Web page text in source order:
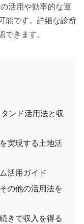
活用や効率的な運
能です。詳細な診断
できます。
ンド活用法と収
実現する土地活
活用ガイド
の他の活用法を
きで収入を得る